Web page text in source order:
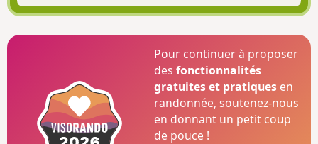
Pour continuer à proposer
desfonctionnalités
gratuites et pratiques en
randonnée, soutenez-nous
en donnant un petit coup
de pouce !